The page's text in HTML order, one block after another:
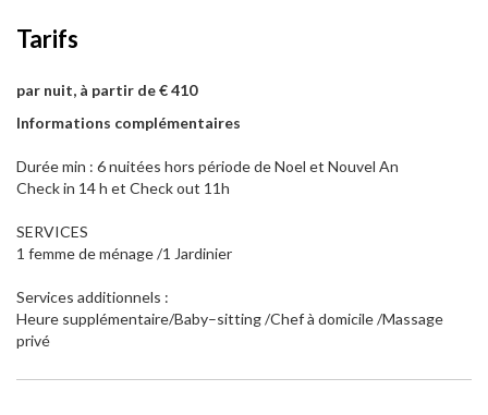
Tarifs
par nuit, à partir de € 410
Informations complémentaires
Durée min : 6 nuitées hors période de Noel et Nouvel An
Check in 14 h et Check out 11h
SERVICES
1 femme de ménage /1 Jardinier
Services additionnels :
Heure supplémentaire/Baby–sitting /Chef à domicile /Massage
privé